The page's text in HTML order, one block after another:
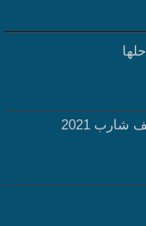
2021